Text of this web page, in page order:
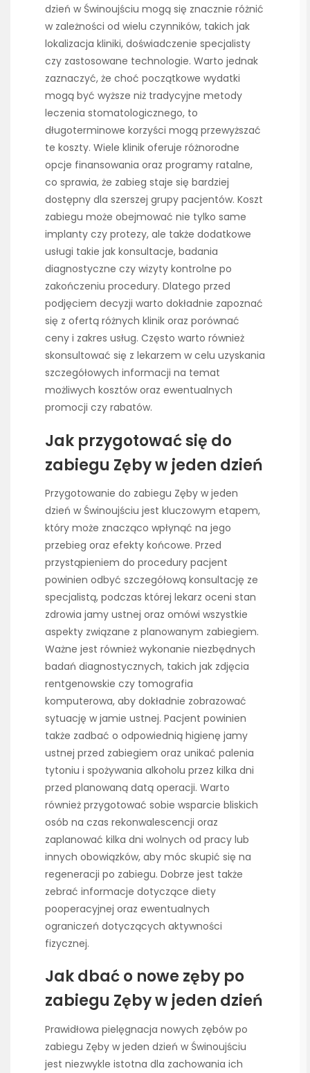
dzień w Świnoujściu mogą się znacznie różnić
w zależności od wielu czynników, takich jak
lokalizacja kliniki, doświadczenie specjalisty
czy zastosowane technologie. Warto jednak
zaznaczyć, że choć początkowe wydatki
mogą być wyższe niż tradycyjne metody
leczenia stomatologicznego, to
długoterminowe korzyści mogą przewyższać
te koszty. Wiele klinik oferuje różnorodne
opcje finansowania oraz programy ratalne,
co sprawia, że zabieg staje się bardziej
dostępny dla szerszej grupy pacjentów. Koszt
zabiegu może obejmować nie tylko same
implanty czy protezy, ale także dodatkowe
usługi takie jak konsultacje, badania
diagnostyczne czy wizyty kontrolne po
zakończeniu procedury. Dlatego przed
podjęciem decyzji warto dokładnie zapoznać
się z ofertą różnych klinik oraz porównać
ceny i zakres usług. Często warto również
skonsultować się z lekarzem w celu uzyskania
szczegółowych informacji na temat
możliwych kosztów oraz ewentualnych
promocji czy rabatów.
Jak przygotować się do
zabiegu Zęby w jeden dzień
Przygotowanie do zabiegu Zęby w jeden
dzień w Świnoujściu jest kluczowym etapem,
który może znacząco wpłynąć na jego
przebieg oraz efekty końcowe. Przed
przystąpieniem do procedury pacjent
powinien odbyć szczegółową konsultację ze
specjalistą, podczas której lekarz oceni stan
zdrowia jamy ustnej oraz omówi wszystkie
aspekty związane z planowanym zabiegiem.
Ważne jest również wykonanie niezbędnych
badań diagnostycznych, takich jak zdjęcia
rentgenowskie czy tomografia
komputerowa, aby dokładnie zobrazować
sytuację w jamie ustnej. Pacjent powinien
także zadbać o odpowiednią higienę jamy
ustnej przed zabiegiem oraz unikać palenia
tytoniu i spożywania alkoholu przez kilka dni
przed planowaną datą operacji. Warto
również przygotować sobie wsparcie bliskich
osób na czas rekonwalescencji oraz
zaplanować kilka dni wolnych od pracy lub
innych obowiązków, aby móc skupić się na
regeneracji po zabiegu. Dobrze jest także
zebrać informacje dotyczące diety
pooperacyjnej oraz ewentualnych
ograniczeń dotyczących aktywności
fizycznej.
Jak dbać o nowe zęby po
zabiegu Zęby w jeden dzień
Prawidłowa pielęgnacja nowych zębów po
zabiegu Zęby w jeden dzień w Świnoujściu
jest niezwykle istotna dla zachowania ich